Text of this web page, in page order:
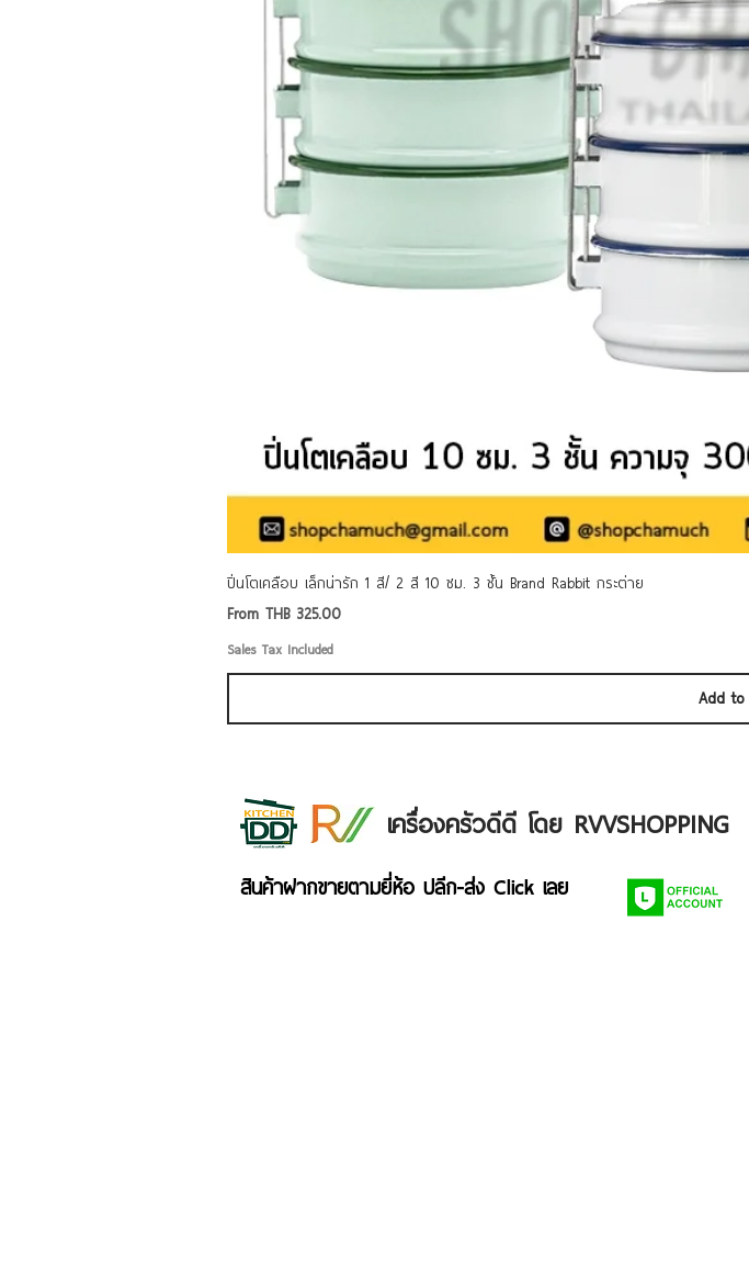
ปิ่นโตเคลือบ เล็กน่ารัก 1 สี/ 2 สี 10 ซม. 3 ชั้น Brand Rabbit กระต่าย
From THB 325.00
Sale Price
Sales Tax Included
Add to
เครื่องครัวดีดี โดย RVVSHOPPING
สินค้าฝากขายตามยี่ห้อ ปลีก-ส่ง Click เลย